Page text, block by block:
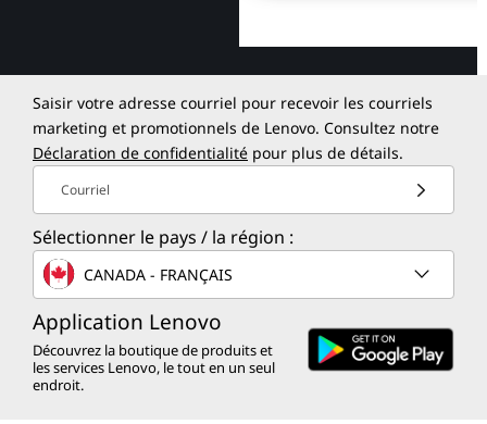
Saisir votre adresse courriel pour recevoir les courriels
marketing et promotionnels de Lenovo. Consultez notre
Déclaration de confidentialité pour plus de détails.
Courriel
Sélectionner le pays / la région :
CANADA - FRANÇAIS
Application Lenovo
Découvrez la boutique de produits et
les services Lenovo, le tout en un seul
endroit.